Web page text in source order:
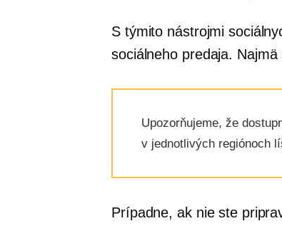
S týmito nástrojmi
sociálneho predaja.
Upozorňujeme, že
v jednotlivých regiónoch
Prípadne, ak nie ste